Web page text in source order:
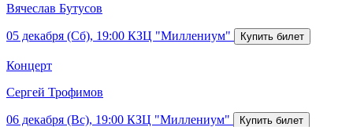
Вячеслав Бутусов
05 декабря (Сб), 19:00 КЗЦ "Миллениум"
Концерт
Сергей Трофимов
06 декабря (Вс), 19:00 КЗЦ "Миллениум"